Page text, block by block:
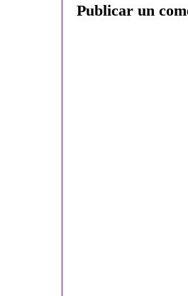
Publicar un